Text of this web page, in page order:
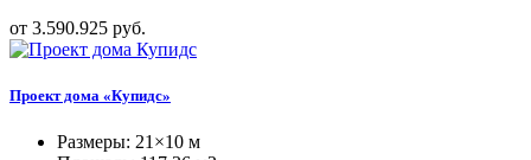
от 3.590.925 руб.
Проект дома «Купидс»
Размеры: 21×10 м